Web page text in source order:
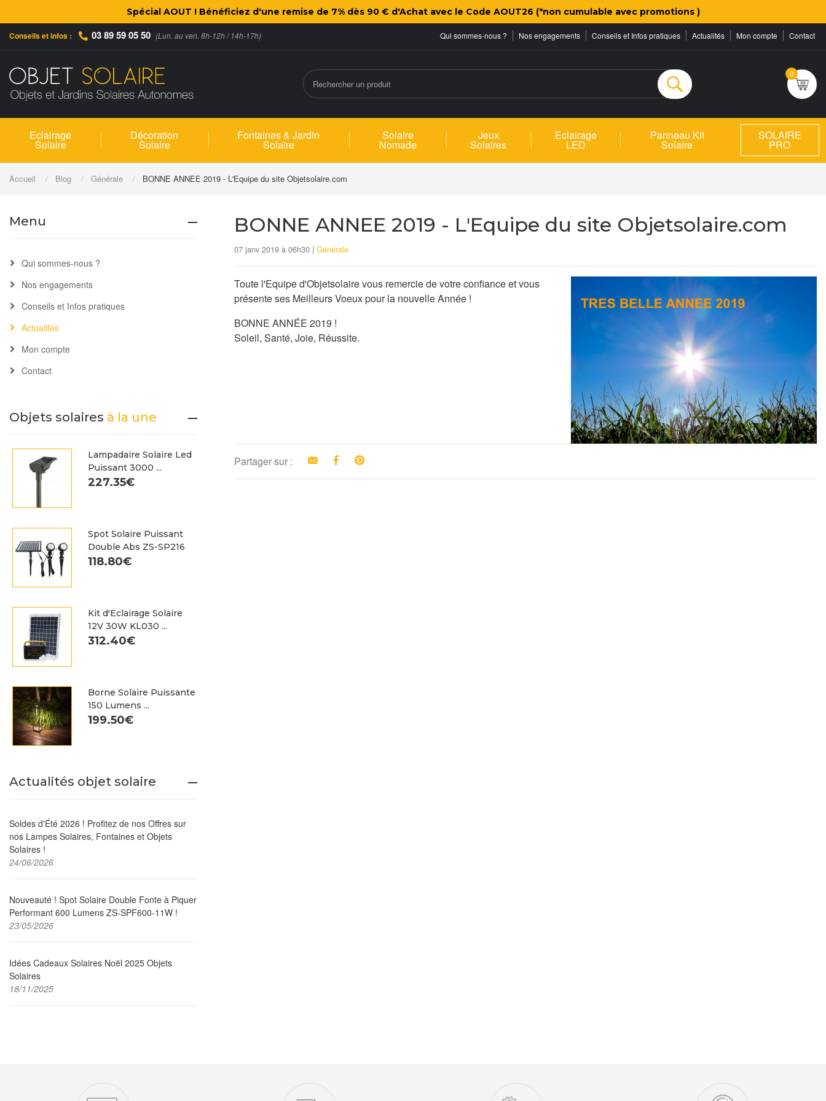
Spécial AOUT ! Bénéficiez d'une remise de 7% dès 90 € d'Achat avec le Code AOUT26 (*non cumulable avec promotions )
Conseils et infos : 03 89 59 05 50 (Lun. au ven. 8h-12h / 14h-17h) Qui sommes-nous ? Nos engagements Conseils et Infos pratiques Actualités Mon compte Contact
Rechercher
0
Eclairage
Solaire
Décoration
Solaire
Fontaines & Jardin
Solaire
Solaire
Nomade
Jeux
Solaires
Eclairage
LED
Panneau Kit
Solaire
SOLAIRE
PRO
Accueil Blog Générale BONNE ANNEE 2019 - L'Equipe du site Objetsolaire.com
BONNE ANNEE 2019 - L'Equipe du site Objetsolaire.com
07 janv 2019 à 06h30 | Générale
Toute l'Equipe d'Objetsolaire vous remercie de votre confiance et vous
présente ses Meilleurs Voeux pour la nouvelle Année !
BONNE ANNÉE 2019 !
Soleil, Santé, Joie, Réussite.
Partager sur : Email Facebook
Menu
Qui sommes-nous ?
Nos engagements
Conseils et Infos pratiques
Actualités
Mon compte
Contact
Objets solaires à la une
Lampadaire Solaire Led
Puissant 3000 ...
227.35€
Spot Solaire Puissant
Double Abs ZS-SP216
118.80€
Kit d'Eclairage Solaire
12V 30W KL030 ...
312.40€
Borne Solaire Puissante
150 Lumens ...
199.50€
Actualités objet solaire
Soldes d'Été 2026 ! Profitez de nos Offres sur
nos Lampes Solaires, Fontaines et Objets
Solaires !
24/06/2026
Nouveauté ! Spot Solaire Double Fonte à Piquer
Performant 600 Lumens ZS-SPF600-11W !
23/05/2026
Idées Cadeaux Solaires Noël 2025 Objets
Solaires
18/11/2025